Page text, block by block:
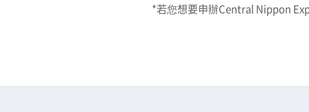
*若您想要申辦Central Nippon